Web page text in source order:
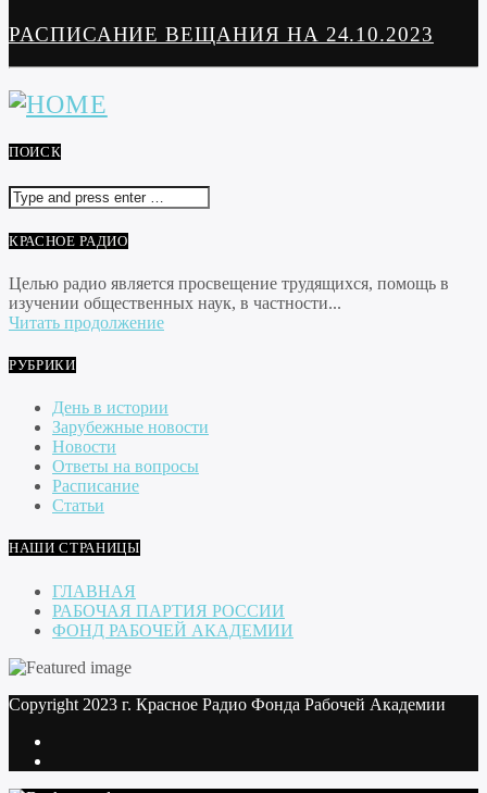
РАСПИСАНИЕ ВЕЩАНИЯ НА 24.10.2023
ПОИСК
КРАСНОЕ РАДИО
Целью радио является просвещение трудящихся, помощь в
изучении общественных наук, в частности...
Читать продолжение
РУБРИКИ
День в истории
Зарубежные новости
Новости
Ответы на вопросы
Расписание
Статьи
НАШИ СТРАНИЦЫ
ГЛАВНАЯ
РАБОЧАЯ ПАРТИЯ РОССИИ
ФОНД РАБОЧЕЙ АКАДЕМИИ
Copyright 2023 г. Красное Радио Фонда Рабочей Академии